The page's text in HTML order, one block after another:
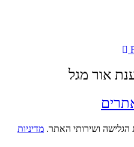
אור מגל
הגלישה ושירותי האתר. מדיניות